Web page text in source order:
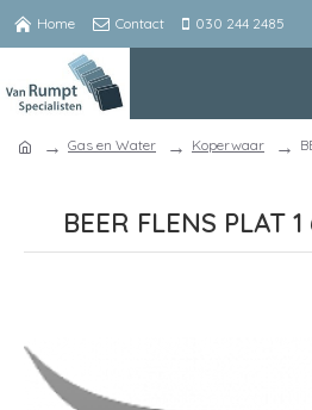
Home Contact 030 244 2485
Gas en Water Koperwaar
BEER FLENS PLAT